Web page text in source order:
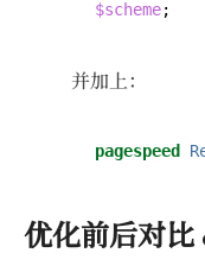
$scheme;
并加上：
pagespeed
优化前后对